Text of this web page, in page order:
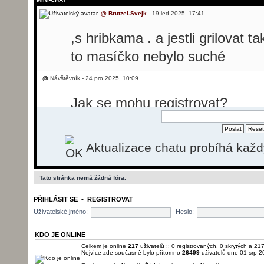
@ Brutzel-Svejk- 19 led 2025, 17:41
,s hribkama . a jestli grilovat
to masíčko nebylo suché
@Návštěvník - 24 pro 2025, 10:09
Jak se mohu registrovat?
Dobrý den, potřebovala bych
svíčkovou, ale nevím jak se
momentálně registrace
pošlu.
@ Brutzel-Svejk- 01 led 2026, 22:22
Aktualizace chatu probíhá
Tato stránka nemá žádná fóra.
PŘIHLÁSIT SE• REGISTROVAT
Uživatelské jméno:
Heslo:
KDO JE ONLINE
Celkem je online 217uživatelů :: 0 registrovaných, 0 skrytých a
Nejvíce zde současně bylo přítomno 26499uživatelů dne 01 srp